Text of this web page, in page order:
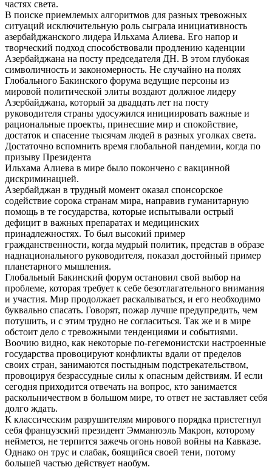
частях света.
В поиске приемлемых алгоритмов для разных тревожных
ситуаций исключительную роль сыграла инициативность
азербайджанского лидера Ильхама Алиева. Его напор и
творческий подход способствовали продлению каденции
Азербайджана на посту председателя ДН. В этом глубокая
символичность и закономерность. Не случайно на полях
Глобального Бакинского форума ведущие персоны из
мировой политической элиты воздают должное лидеру
Азербайджана, который за двадцать лет на посту
руководителя страны удосужился инициировать важные и
рациональные проекты, принесшие мир и спокойствие,
достаток и спасение тысячам людей в разных уголках света.
Достаточно вспомнить время глобальной пандемии, когда по
призыву Президента
Ильхама Алиева в мире было покончено с вакцинной
дискриминацией.
Азербайджан в трудный момент оказал спонсорское
содействие сорока странам мира, направив гуманитарную
помощь в те государства, которые испытывали острый
дефицит в важных препаратах и медицинских
принадлежностях. То был высокий пример
гражданственности, когда мудрый политик, представ в образе
наднационального руководителя, показал достойный пример
планетарного мышления.
Глобальный Бакинский форум остановил свой выбор на
проблеме, которая требует к себе безотлагательного внимания
и участия. Мир продолжает раскалываться, и его необходимо
буквально спасать. Говорят, пожар лучше предупредить, чем
потушить, и с этим трудно не согласиться. Так же и в мире
обстоит дело с тревожными тенденциями и событиями.
Воочию видно, как некоторые по-гегемонистски настроенные
государства провоцируют конфликты вдали от пределов
своих стран, занимаются постыдным подстрекательством,
провоцируя безрассудные силы к опасным действиям. И если
сегодня приходится отвечать на вопрос, кто занимается
раскольничеством в большом мире, то ответ не заставляет себя
долго ждать.
К классическим разрушителям мирового порядка пристегнул
себя французский президент Эмманюэль Макрон, которому
неймется, не терпится зажечь огонь новой войны на Кавказе.
Однако он трус и слабак, боящийся своей тени, потому
большей частью действует наобум.